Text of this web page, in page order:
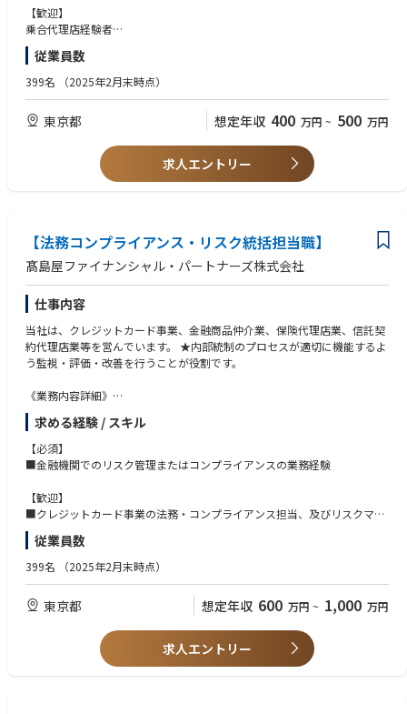
「デジタルイノベーションラボ」では、エンジニアが生き生きと働ける環
境を作るため、フルリモートや裁量労働制、エンジニア専門の評価制度や
柔軟性/スピード感をもって実行・改善される環境です。
■テックブログ
https://quo-digital.hatenablog.com/
・書類チェックなど
※ご経験に応じて幅広い業務をお任せ致します。
【魅力】
■業務の半分は事務作業のため、ガチガチの営業ではなく負担が少ない仕
事内容です
■チラシからの反響営業が中心で、新規開拓の負担が少ない環境です
■保険の基礎知識があれば、教育研修制度もあるので安心して業務に取り
【歓迎】
乗合代理店経験者
保険関連の営業経験者優遇
従業員数
399名 （2025年2月末時点）
東京都 想定年収 400 万円 ~ 500 万円
求人エントリー
【法務コンプライアンス・リスク統括担当職】
髙島屋ファイナンシャル・パートナーズ株式会社
仕事内容
当社は、クレジットカード事業、金融商品仲介業、保険代理店業、信託契
約代理店業等を営んでいます。 ★内部統制のプロセスが適切に機能するよ
う監視・評価・改善を行うことが役割です。
《業務内容詳細》
【法務・コンプライアンス担当】
■各業法の法令・監督指針等の改正の動きをチェックし、社内規則等の改
定、及びコンプライアンスの統制・推進等
■リスクマネジメント(リスクアセスメント、リスクコントロール)の統
制・推進、及び第1線(執行部門)に対する モニタリングの実施による業務
求める経験 / スキル
【必須】
■金融機関でのリスク管理またはコンプライアンスの業務経験
【歓迎】
■クレジットカード事業の法務・コンプライアンス担当、及びリスクマネ
ジメント担当
従業員数
399名 （2025年2月末時点）
東京都 想定年収 600 万円 ~ 1,000 万円
求人エントリー